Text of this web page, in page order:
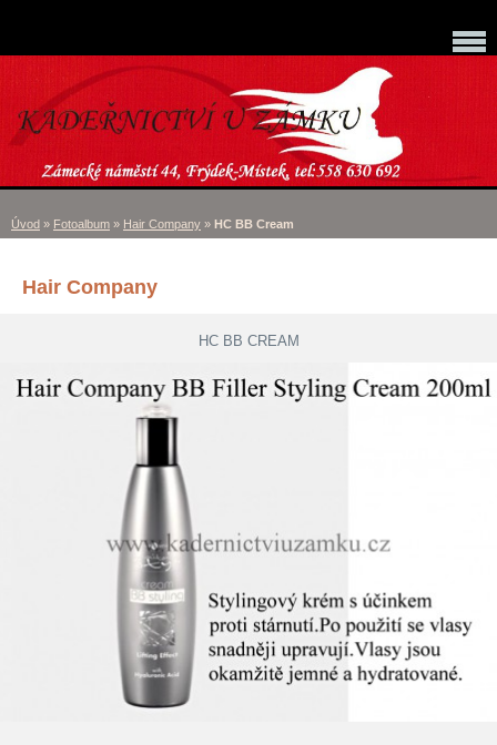
Úvod » Fotoalbum » Hair Company » HC BB Cream
Hair Company
HC BB CREAM